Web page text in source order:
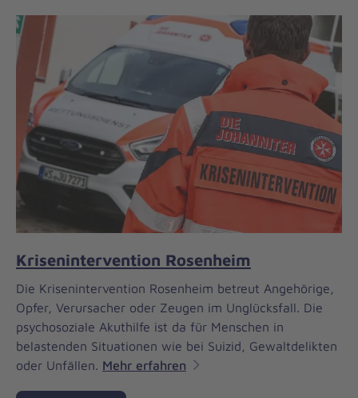
Krisenintervention Rosenheim
Die Krisenintervention Rosenheim betreut Angehörige,
Opfer, Verursacher oder Zeugen im Unglücksfall. Die
psychosoziale Akuthilfe ist da für Menschen in
belastenden Situationen wie bei Suizid, Gewaltdelikten
oder Unfällen. Mehr erfahren